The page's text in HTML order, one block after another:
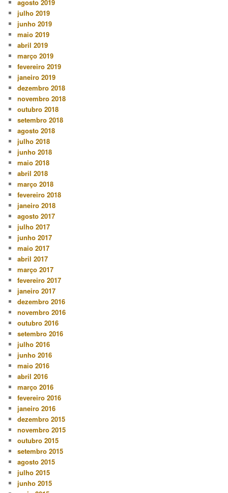
agosto 2019
julho 2019
junho 2019
maio 2019
abril 2019
março 2019
fevereiro 2019
janeiro 2019
dezembro 2018
novembro 2018
outubro 2018
setembro 2018
agosto 2018
julho 2018
junho 2018
maio 2018
abril 2018
março 2018
fevereiro 2018
janeiro 2018
agosto 2017
julho 2017
junho 2017
maio 2017
abril 2017
março 2017
fevereiro 2017
janeiro 2017
dezembro 2016
novembro 2016
outubro 2016
setembro 2016
julho 2016
junho 2016
maio 2016
abril 2016
março 2016
fevereiro 2016
janeiro 2016
dezembro 2015
novembro 2015
outubro 2015
setembro 2015
agosto 2015
julho 2015
junho 2015